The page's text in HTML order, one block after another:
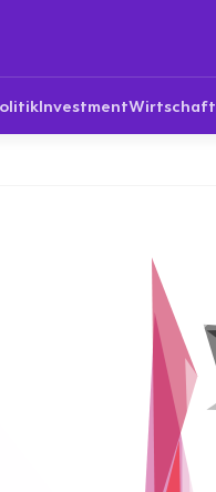
InvestmentWirtschaft